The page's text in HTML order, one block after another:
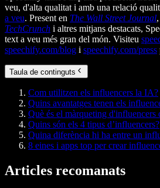
veu, d'alta qualitat i amb una relació
a veu. Present en The Wall Street Journal,
TechCrunch i altres mitjans destacats,
text a veu més gran del món. Visiteu
speechify.com/blog i speechify.com/press
Taula de continguts
Com utilitzen els influencers la IA?
Quins avantatges tenen els
Què és el màrqueting d'influencers
Quins són els 4 tipus d’influencers?
Quina diferència hi ha entre un
8 eines i apps top per crear
Articles recomanats